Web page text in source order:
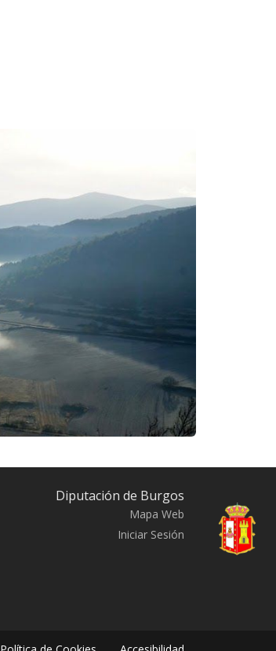
Diputación de Burgos
Mapa Web
Iniciar Sesión